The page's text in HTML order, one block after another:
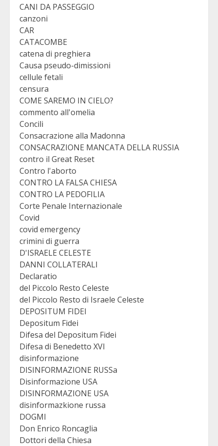
CANI DA PASSEGGIO
canzoni
CAR
CATACOMBE
catena di preghiera
Causa pseudo-dimissioni
cellule fetali
censura
COME SAREMO IN CIELO?
commento all'omelia
Concili
Consacrazione alla Madonna
CONSACRAZIONE MANCATA DELLA RUSSIA
contro il Great Reset
Contro l'aborto
CONTRO LA FALSA CHIESA
CONTRO LA PEDOFILIA
Corte Penale Internazionale
Covid
covid emergency
crimini di guerra
D'ISRAELE CELESTE
DANNI COLLATERALI
Declaratio
del Piccolo Resto Celeste
del Piccolo Resto di Israele Celeste
DEPOSITUM FIDEI
Depositum Fidei
Difesa del Depositum Fidei
Difesa di Benedetto XVI
disinformazione
DISINFORMAZIONE RUSSa
Disinformazione USA
DISINFORMAZIONE USA
disinformazkione russa
DOGMI
Don Enrico Roncaglia
Dottori della Chiesa